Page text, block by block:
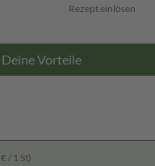
Rezept einlösen
Deine Vorteile
/ 1 St)